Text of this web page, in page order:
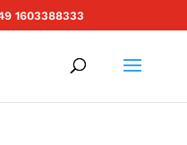
1603388333